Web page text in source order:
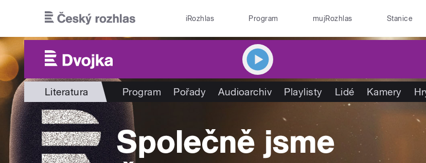
iRozhlas Program mujRozhlas Stanice
Literatura Program Pořady Audioarchiv Playlisty Lidé Kamery